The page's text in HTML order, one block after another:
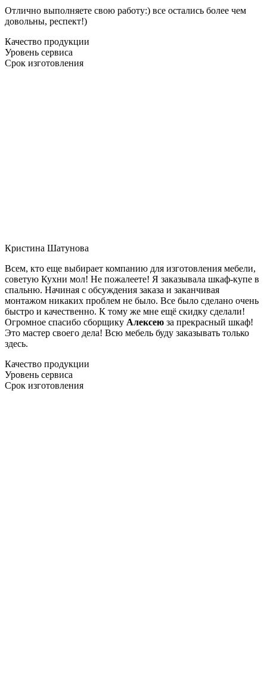
Отлично выполняете свою работу:) все остались более чем
довольны, респект!)
Качество продукции
Уровень сервиса
Срок изготовления
Кристина Шатунова
Всем, кто еще выбирает компанию для изготовления мебели,
советую Кухни мол! Не пожалеете! Я заказывала шкаф-купе в
спальню. Начиная с обсуждения заказа и заканчивая
монтажом никаких проблем не было. Все было сделано очень
быстро и качественно. К тому же мне ещё скидку сделали!
Огромное спасибо сборщику Алексею за прекрасный шкаф!
Это мастер своего дела! Всю мебель буду заказывать только
здесь.
Качество продукции
Уровень сервиса
Срок изготовления